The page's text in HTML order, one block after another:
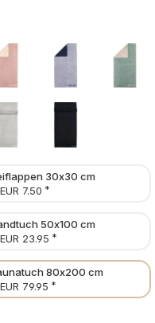
30x30 cm
EUR 7.50 *
50x100 cm
EUR 23.95 *
80x200 cm
EUR 79.95 *